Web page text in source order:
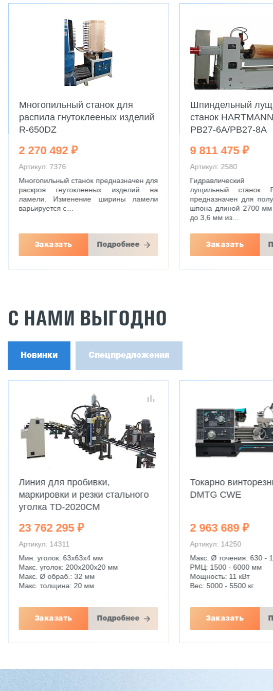
Многопильный станок для
распила гнутоклееных изделий
R-650DZ
2 270 492 ₽
Артикул: 7376
Многопильный станок предназначен для
раскроя гнутоклееных изделий на
ламели. Изменение ширины ламели
варьируется с…
Заказать Подробнее
Шпиндельный
станок
PB27-6A/PB27-8A
9 811 475 ₽
Артикул: 2580
Гидравлический
лущильный станок
предназначен для
шпона длиной 2700
до 3,6 мм из…
Заказать
С НАМИ ВЫГОДНО
Новинки Спецпредложения
Линия для пробивки,
маркировки и резки стального
уголка TD-2020CM
23 762 295 ₽
Артикул: 14311
Мин. уголок: 63x63x4 мм
Макс. уголок: 200x200x20 мм
Макс. Ø обраб.: 32 мм
Макс. толщина: 20 мм
Заказать Подробнее
Токарно
DMTG CWE
2 963 689 ₽
Артикул: 14250
Макс. Ø точения: 630 -
РМЦ: 1500 - 6000 мм
Мощность: 11 кВт
Вес: 5000 - 5500 кг
Заказать